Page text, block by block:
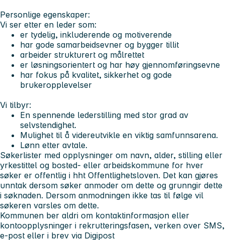
Personlige egenskaper:
Vi ser etter en leder som:
er tydelig, inkluderende og motiverende
har gode samarbeidsevner og bygger tillit
arbeider strukturert og målrettet
er løsningsorientert og har høy gjennomføringsevne
har fokus på kvalitet, sikkerhet og gode
brukeropplevelser
Vi tilbyr:
En spennende lederstilling med stor grad av
selvstendighet.
Mulighet til å videreutvikle en viktig samfunnsarena.
Lønn etter avtale.
Søkerlister med opplysninger om navn, alder, stilling eller
yrkestittel og bosted- eller arbeidskommune for hver
søker er offentlig i hht Offentlighetsloven. Det kan gjøres
unntak dersom søker anmoder om dette og grunngir dette
i søknaden. Dersom anmodningen ikke tas til følge vil
søkeren varsles om dette.
Kommunen ber aldri om kontaktinformasjon eller
kontoopplysninger i rekrutteringsfasen, verken over SMS,
e-post eller i brev via Digipost